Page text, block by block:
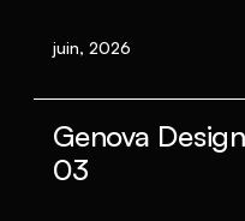
juin, 2026
Genova
03